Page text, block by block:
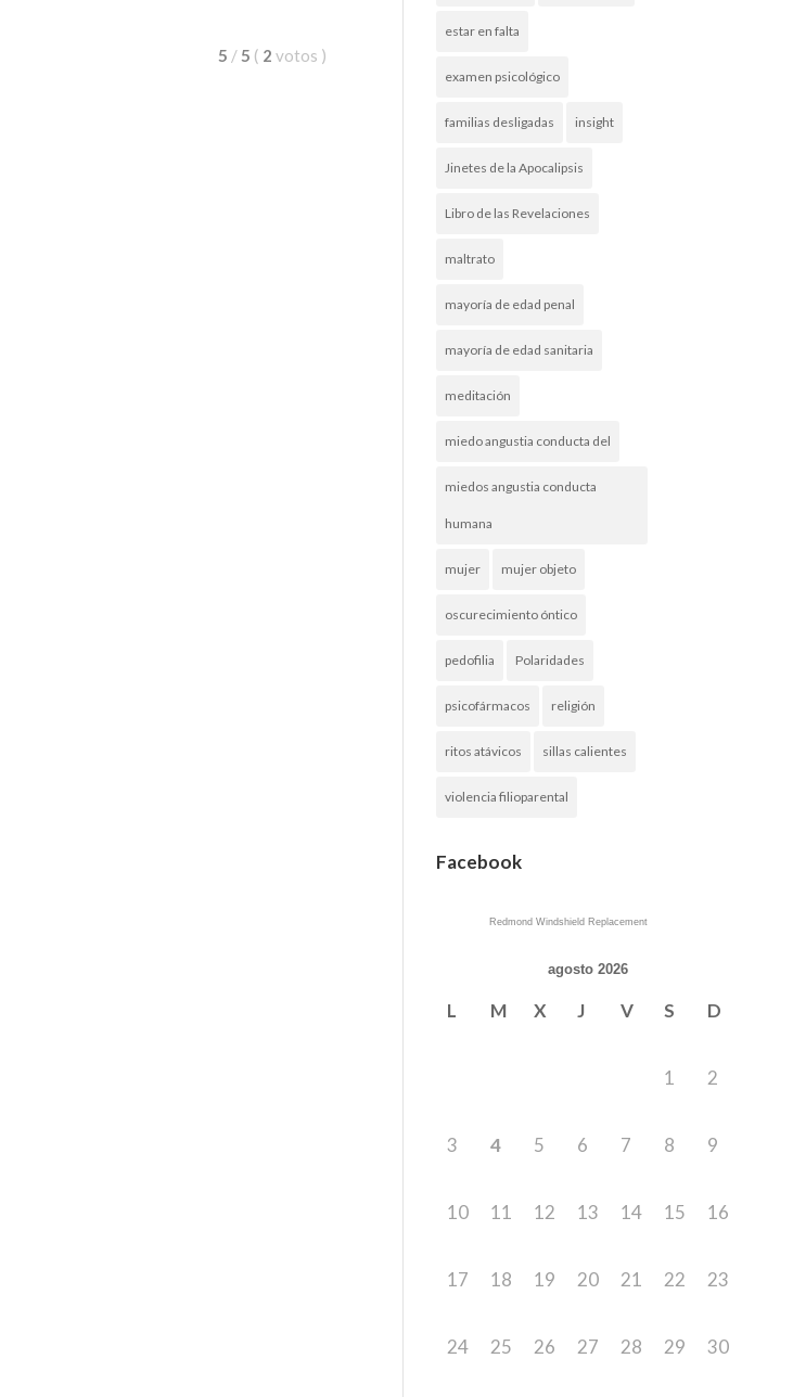
5 /5 ( 2 votos )
estar en falta
examen psicológico
familias desligadas insight
Jinetes de la Apocalipsis
Libro de las Revelaciones
maltrato
mayoría de edad penal
mayoría de edad sanitaria
meditación
miedo angustia conducta del
miedos angustia conducta
humana
mujer mujer objeto
oscurecimiento óntico
pedofilia Polaridades
psicofármacos religión
ritos atávicos sillas calientes
violencia filioparental
Facebook
Redmond Windshield Replacement
agosto 2026
L M X J V S D
1 2
3 4 5 6 7 8 9
10 11 12 13 14 15 16
17 18 19 20 21 22 23
24 25 26 27 28 29 30